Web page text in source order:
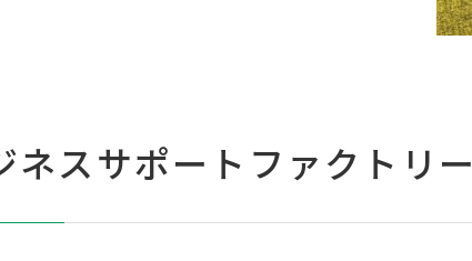
ネスサポートファクトリー